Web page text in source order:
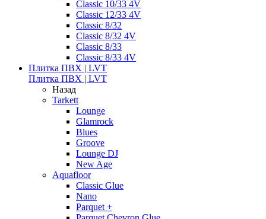
Classic 10/33 4V
Classic 12/33 4V
Classic 8/32
Classic 8/32 4V
Classic 8/33
Classic 8/33 4V
Плитка ПВХ | LVT
Плитка ПВХ | LVT
Назад
Tarkett
Lounge
Glamrock
Blues
Groove
Lounge DJ
New Age
Aquafloor
Classic Glue
Nano
Parquet +